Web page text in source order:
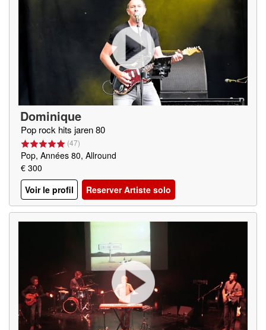
Dominique
Pop rock hits jaren 80
(47)
Pop, Années 80, Allround
€ 300
Voir le profil
Reserver Artiste solo